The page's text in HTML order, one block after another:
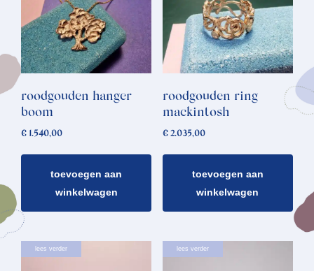
roodgouden hanger
boom
€ 1.540,00
toevoegen aan
winkelwagen
roodgouden ring
mackintosh
€2.035,00
toevoegen aan
winkelwagen
lees verder lees verder